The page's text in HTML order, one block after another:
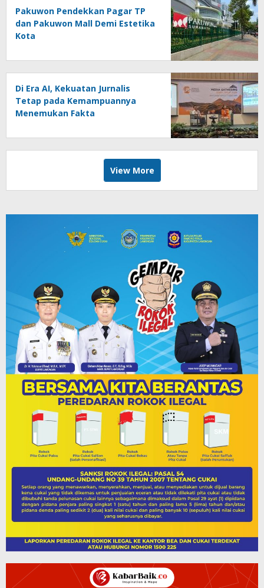
Pakuwon Pendekkan Pagar TP
dan Pakuwon Mall Demi Estetika
Kota
Di Era AI, Kekuatan Jurnalis
Tetap pada Kemampuannya
Menemukan Fakta
View More